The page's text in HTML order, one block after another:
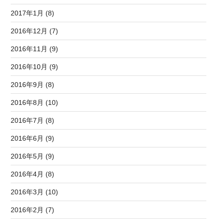
2017年1月 (8)
2016年12月 (7)
2016年11月 (9)
2016年10月 (9)
2016年9月 (8)
2016年8月 (10)
2016年7月 (8)
2016年6月 (9)
2016年5月 (9)
2016年4月 (8)
2016年3月 (10)
2016年2月 (7)